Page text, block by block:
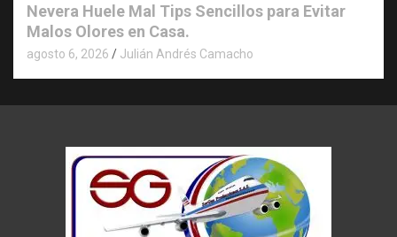
Nevera Huele Mal Tips Sencillos para Evitar
Malos Olores en Casa.
agosto 6, 2026 Julián Andrés Camacho